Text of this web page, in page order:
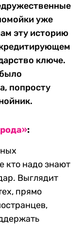
уже
эту историю
ключе.
попросту
:
кто надо знают
Выглядит
прямо